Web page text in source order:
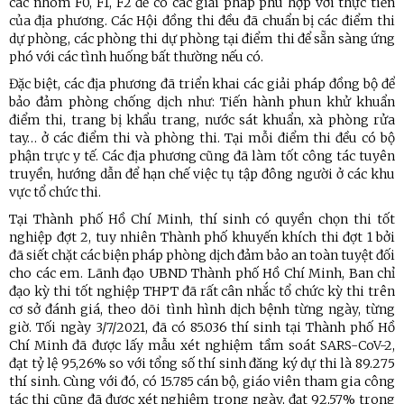
của địa phương. Các Hội đồng thi đều đã chuẩn bị các điểm thi
dự phòng, các phòng thi dự phòng tại điểm thi để sẵn sàng ứng
phó với các tình huống bất thường nếu có.
Đặc biệt, các địa phương đã triển khai các giải pháp đồng bộ để
bảo đảm phòng chống dịch như: Tiến hành phun khử khuẩn
điểm thi, trang bị khẩu trang, nước sát khuẩn, xà phòng rửa
tay… ở các điểm thi và phòng thi. Tại mỗi điểm thi đều có bộ
phận trực y tế. Các địa phương cũng đã làm tốt công tác tuyên
truyền, hướng dẫn để hạn chế việc tụ tập đông người ở các khu
vực tổ chức thi.
Tại Thành phố Hồ Chí Minh, thí sinh có quyền chọn thi tốt
nghiệp đợt 2, tuy nhiên Thành phố khuyến khích thi đợt 1 bởi
đã siết chặt các biện pháp phòng dịch đảm bảo an toàn tuyệt đối
cho các em. Lãnh đạo UBND Thành phố Hồ Chí Minh, Ban chỉ
đạo kỳ thi tốt nghiệp THPT đã rất cân nhắc tổ chức kỳ thi trên
cơ sở đánh giá, theo dõi tình hình dịch bệnh từng ngày, từng
giờ. Tối ngày 3/7/2021, đã có 85.036 thí sinh tại Thành phố Hồ
Chí Minh đã được lấy mẫu xét nghiệm tầm soát SARS-CoV-2,
đạt tỷ lệ 95,26% so với tổng số thí sinh đăng ký dự thi là 89.275
thí sinh. Cùng với đó, có 15.785 cán bộ, giáo viên tham gia công
tác thi cũng đã được xét nghiệm trong ngày, đạt 92,57% trong